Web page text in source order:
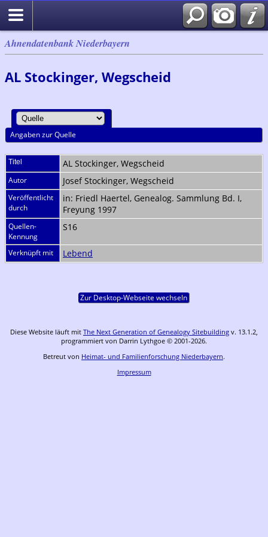
Ahnendatenbank Niederbayern
AL Stockinger, Wegscheid
Angaben zur Quelle
Titel AL Stockinger, Wegscheid
Autor Josef Stockinger, Wegscheid
Veröffentlicht
durch
in: Friedl Haertel, Genealog. Sammlung Bd. I,
Freyung 1997
Quellen-
Kennung
S16
Verknüpft mit Lebend
Zur Desktop-Webseite wechseln
Diese Website läuft mit The Next Generation of Genealogy Sitebuilding v. 13.1.2,
programmiert von Darrin Lythgoe © 2001-2026.
Betreut von Heimat- und Familienforschung Niederbayern.
Impressum